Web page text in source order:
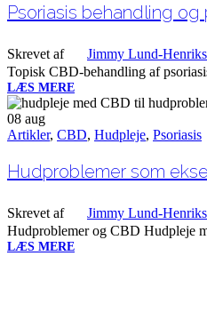
Psoriasis behandling
Skrevet af Jimmy Lund-
Topisk CBD-behandling af
LÆS MERE
08 aug
Artikler, CBD, Hudpleje, Psoriasis
Hudproblemer som
Skrevet af Jimmy Lund-
Hudproblemer og CBD Hudpleje
LÆS MERE